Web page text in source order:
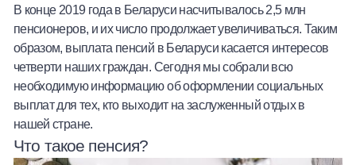
Халва
Онлайн-обменник
Премиальный сервис Prime Line
Мобильный банк MOBY
В конце 2019 года в Беларуси насчитывалось 2,5 млн
пенсионеров, и их число продолжает увеличиваться. Таким
образом, выплата пенсий в Беларуси касается интересов
четверти наших граждан. Сегодня мы собрали всю
необходимую информацию об оформлении социальных
выплат для тех, кто выходит на заслуженный отдых в
нашей стране.
Что такое пенсия?